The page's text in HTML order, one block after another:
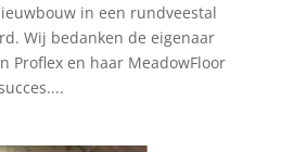
in een rundveestal
Wij bedanken de eigenaar
Proflex en haar MeadowFloor